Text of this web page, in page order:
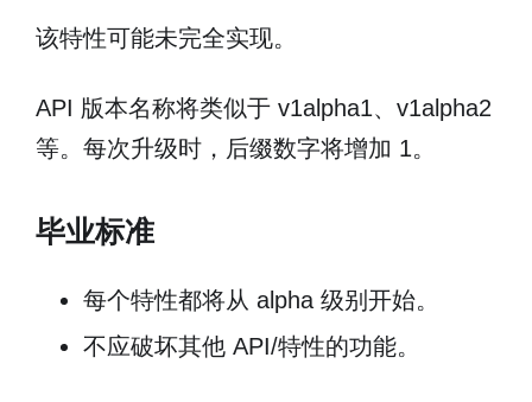
该特性可能未完全实现。
API 版本名称将类似于 v1alpha1、v1alpha2
等。每次升级时，后缀数字将增加 1。
毕业标准
每个特性都将从 alpha 级别开始。
不应破坏其他 API/特性的功能。